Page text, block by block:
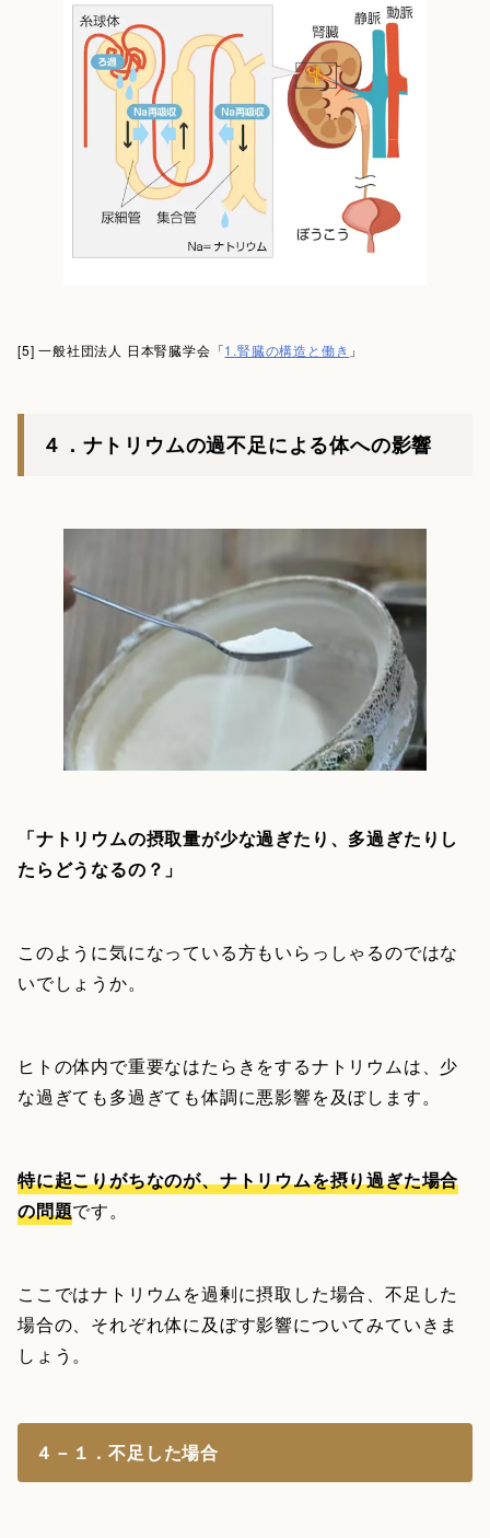
[5] 一般社団法人 日本腎臓学会「1.腎臓の構造と働き 」
４．ナトリウムの過不足による体への影響
「ナトリウムの摂取量が少な過ぎたり、多過ぎたりし
たらどうなるの？」
このように気になっている方もいらっしゃるのではな
いでしょうか。
ヒトの体内で重要なはたらきをするナトリウムは、少
な過ぎても多過ぎても体調に悪影響を及ぼします。
特に起こりがちなのが、ナトリウムを摂り過ぎた場合
の問題です。
ここではナトリウムを過剰に摂取した場合、不足した
場合の、それぞれ体に及ぼす影響についてみていきま
しょう。
４－１．不足した場合